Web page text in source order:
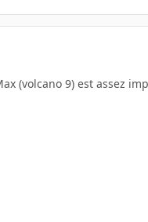
(volcano 9) est assez